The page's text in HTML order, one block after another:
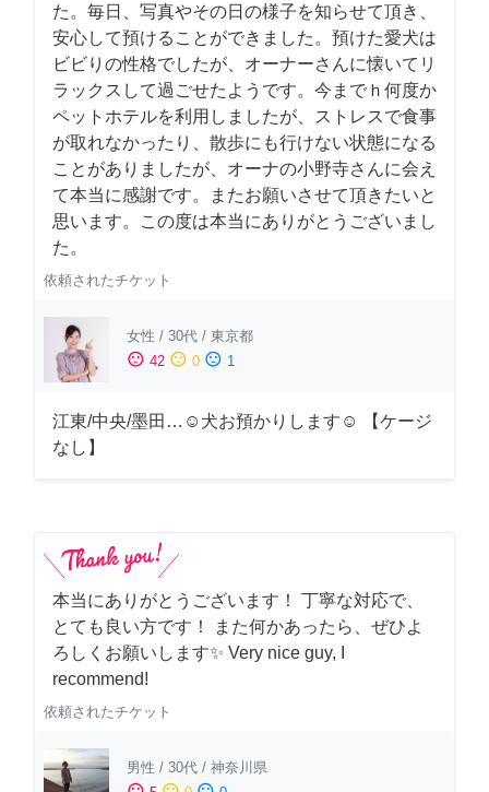
た。毎日、写真やその日の様子を知らせて頂き、
安心して預けることができました。預けた愛犬は
ビビりの性格でしたが、オーナーさんに懐いてリ
ラックスして過ごせたようです。今までｈ何度か
ペットホテルを利用しましたが、ストレスで食事
が取れなかったり、散歩にも行けない状態になる
ことがありましたが、オーナの小野寺さんに会え
て本当に感謝です。またお願いさせて頂きたいと
思います。この度は本当にありがとうございまし
た。
依頼されたチケット
女性 / 30代 / 東京都
sentiment_satisfied 42 sentiment_neutral 0 sentiment_dissatisfied 1
江東/中央/墨田…☺︎犬お預かりします☺︎ 【ケージ
なし】
本当にありがとうございます！ 丁寧な対応で、
とても良い方です！ また何かあったら、ぜひよ
ろしくお願いします✨ Very nice guy, I
recommend!
依頼されたチケット
男性 / 30代 / 神奈川県